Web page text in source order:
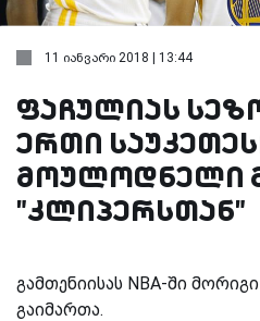
11 იანვარი 2018 | 13:44
ფაჩულიას
ერთი
მოულოდნელი
"კლიპერსთან"
გამთენიისას NBA-ში
გაიმართა.